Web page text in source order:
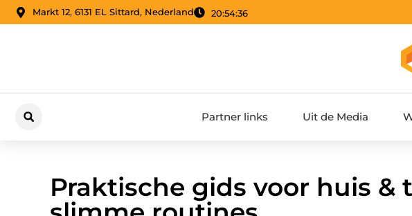
Markt 12, 6131 EL Sittard, Nederland 20:54:37
Partner links Uit de Media
Praktische gids voor huis &